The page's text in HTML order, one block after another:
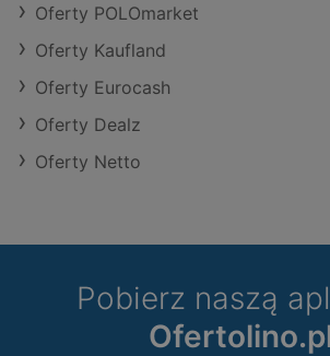
Oferty POLOmarket
Oferty Kaufland
Oferty Eurocash
Oferty Dealz
Oferty Netto
Pobierz naszą